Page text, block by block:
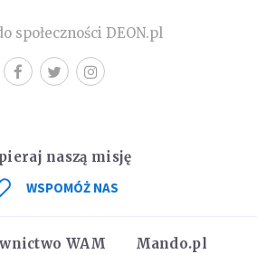
społeczności DEON.pl
WAM Mando.pl
naszą misję
WSPOMÓŻ NAS